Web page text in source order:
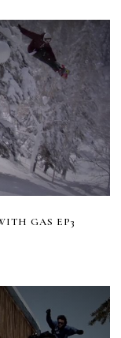
GAS EP3